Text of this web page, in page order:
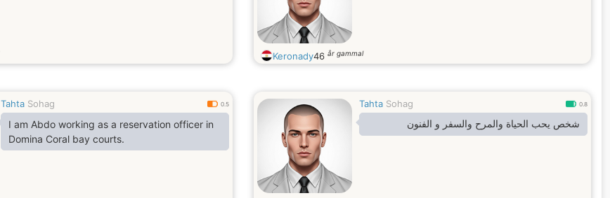
Keronady46 år gammal
Tahta Sohag 0.5
I am Abdo working as a reservation officer in
Domina Coral bay courts.
Tahta Sohag 0.8
شخص يحب الحياة والمرح والسفر و الفنون